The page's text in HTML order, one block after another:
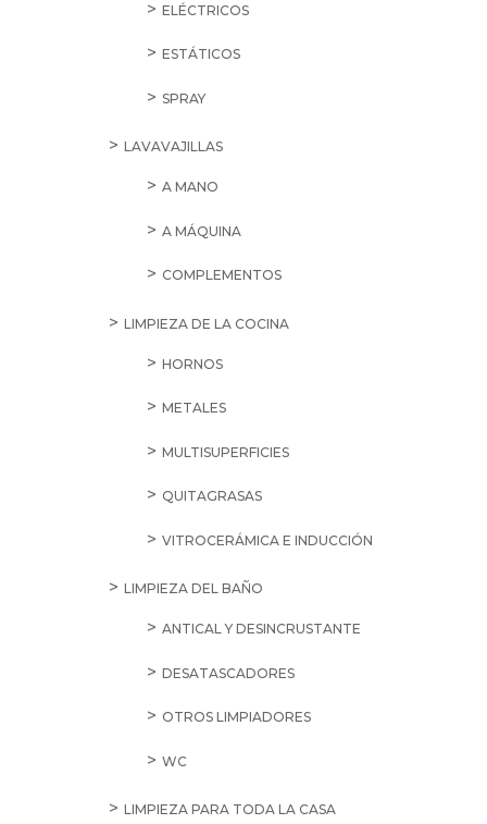
ELÉCTRICOS
ESTÁTICOS
SPRAY
LAVAVAJILLAS
A MANO
A MÁQUINA
COMPLEMENTOS
LIMPIEZA DE LA COCINA
HORNOS
METALES
MULTISUPERFICIES
QUITAGRASAS
VITROCERÁMICA E INDUCCIÓN
LIMPIEZA DEL BAÑO
ANTICAL Y DESINCRUSTANTE
DESATASCADORES
OTROS LIMPIADORES
WC
LIMPIEZA PARA TODA LA CASA